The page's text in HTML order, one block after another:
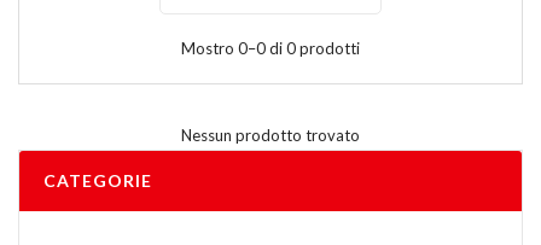
Mostro 0–0 di 0 prodotti
Nessun prodotto trovato
CATEGORIE